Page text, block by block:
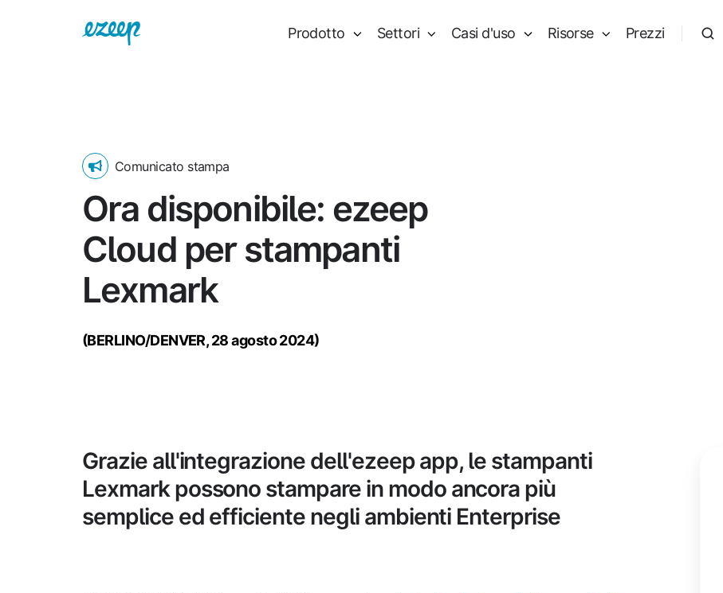
Prodotto Settori Casi d'uso Risorse Prezzi
Comunicato stampa
Ora disponibile: ezeep
Cloud per stampanti
Lexmark
(BERLINO/DENVER, 28 agosto 2024)
Grazie all'integrazione dell'ezeep app, le stampanti
Lexmark possono stampare in modo ancora più
semplice ed efficiente negli ambienti Enterprise